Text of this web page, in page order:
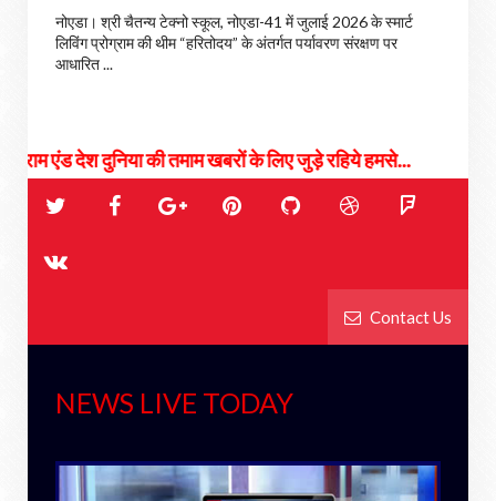
नोएडा। श्री चैतन्य टेक्नो स्कूल, नोएडा-41 में जुलाई 2026 के स्मार्ट
लिविंग प्रोग्राम की थीम “हरितोदय” के अंतर्गत पर्यावरण संरक्षण पर
आधारित ...
की तमाम खबरों के लिए जुड़े रहिये हमसे...
Contact Us
NEWS LIVE TODAY